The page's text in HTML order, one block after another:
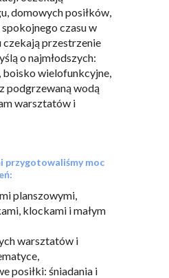
domowych posiłków,
czasu w
czekają przestrzenie
o najmłodszych:
boisko wielofunkcyjne,
podgrzewaną wodą
warsztatów i
przygotowaliśmy moc
planszowymi,
klockami i małym
warsztatów i
posiłki: śniadania i